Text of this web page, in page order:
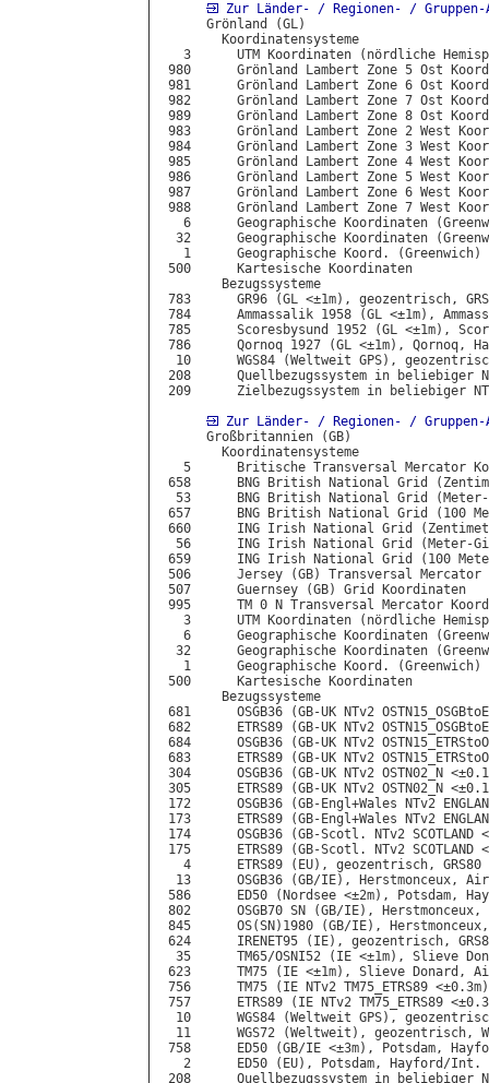
Zur Länder- / Regionen- / Gruppen-
      Grönland (GL)
        Koordinatensysteme
3      UTM Koordinaten (nördliche
980      Grönland Lambert Zone 5 Ost
981      Grönland Lambert Zone 6 Ost
982      Grönland Lambert Zone 7 Ost
989      Grönland Lambert Zone 8 Ost
983      Grönland Lambert Zone 2 West
984      Grönland Lambert Zone 3 West
985      Grönland Lambert Zone 4 West
986      Grönland Lambert Zone 5 West
987      Grönland Lambert Zone 6 West
988      Grönland Lambert Zone 7 West
6      Geographische Koordinaten
32      Geographische Koordinaten
1      Geographische Koord. (Greenwich)
500      Kartesische Koordinaten
        Bezugssysteme
783      GR96 (GL <±1m), geozentrisch,
784      Ammassalik 1958 (GL <±1m),
785      Scoresbysund 1952 (GL <±1m),
786      Qornoq 1927 (GL <±1m), Qornoq,
10      WGS84 (Weltweit GPS),
208      Quellbezugssystem in beliebiger
209      Zielbezugssystem in beliebiger
Zur Länder- / Regionen- / Gruppen-
      Großbritannien (GB)
        Koordinatensysteme
5      Britische Transversal Mercator
658      BNG British National Grid
53      BNG British National Grid
657      BNG British National Grid (100
660      ING Irish National Grid
56      ING Irish National Grid (Meter-
659      ING Irish National Grid (100
506      Jersey (GB) Transversal Mercator
507      Guernsey (GB) Grid Koordinaten
995      TM 0 N Transversal Mercator
3      UTM Koordinaten (nördliche
6      Geographische Koordinaten
32      Geographische Koordinaten
1      Geographische Koord. (Greenwich)
500      Kartesische Koordinaten
        Bezugssysteme
681      OSGB36 (GB-UK NTv2
682      ETRS89 (GB-UK NTv2
684      OSGB36 (GB-UK NTv2
683      ETRS89 (GB-UK NTv2
304      OSGB36 (GB-UK NTv2 OSTN02_N
305      ETRS89 (GB-UK NTv2 OSTN02_N
172      OSGB36 (GB-Engl+Wales NTv2
173      ETRS89 (GB-Engl+Wales NTv2
174      OSGB36 (GB-Scotl. NTv2
175      ETRS89 (GB-Scotl. NTv2 SCOTLAND
   4      ETRS89 (EU), geozentrisch, GRS80
13      OSGB36 (GB/IE), Herstmonceux,
586      ED50 (Nordsee <±2m), Potsdam,
802      OSGB70 SN (GB/IE),
845      OS(SN)1980 (GB/IE),
624      IRENET95 (IE), geozentrisch,
35      TM65/OSNI52 (IE <±1m), Slieve
623      TM75 (IE <±1m), Slieve Donard,
756      TM75 (IE NTv2 TM75_ETRS89
757      ETRS89 (IE NTv2 TM75_ETRS89
10      WGS84 (Weltweit GPS),
11      WGS72 (Weltweit), geozentrisch,
758      ED50 (GB/IE <±3m), Potsdam,
   2      ED50 (EU), Potsdam, Hayford/Int.
208      Quellbezugssystem in beliebiger